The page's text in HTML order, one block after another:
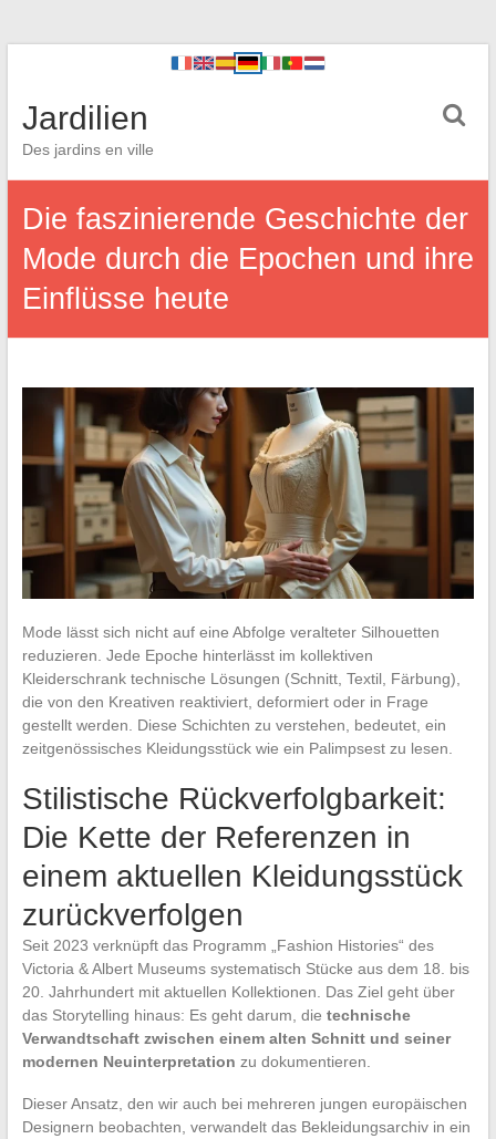
Jardilien
Des jardins en ville
Die faszinierende Geschichte der
Mode durch die Epochen und ihre
Einflüsse heute
Mode lässt sich nicht auf eine Abfolge veralteter Silhouetten
reduzieren. Jede Epoche hinterlässt im kollektiven
Kleiderschrank technische Lösungen (Schnitt, Textil, Färbung),
die von den Kreativen reaktiviert, deformiert oder in Frage
gestellt werden. Diese Schichten zu verstehen, bedeutet, ein
zeitgenössisches Kleidungsstück wie ein Palimpsest zu lesen.
Stilistische Rückverfolgbarkeit:
Die Kette der Referenzen in
einem aktuellen Kleidungsstück
zurückverfolgen
Seit 2023 verknüpft das Programm „Fashion Histories“ des
Victoria & Albert Museums systematisch Stücke aus dem 18. bis
20. Jahrhundert mit aktuellen Kollektionen. Das Ziel geht über
das Storytelling hinaus: Es geht darum, die technische
Verwandtschaft zwischen einem alten Schnitt und seiner
modernen Neuinterpretation zu dokumentieren.
Dieser Ansatz, den wir auch bei mehreren jungen europäischen
Designern beobachten, verwandelt das Bekleidungsarchiv in ein